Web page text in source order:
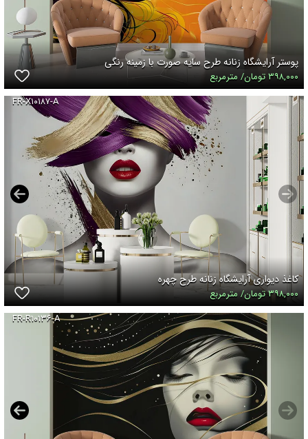
پوستر آرایشگاه زنانه طرح سایه صورت با زمینه رنگی
۳۹۸,۰۰۰ تومان/ مترمربع
FR-X۱۰۱۸۷-A
کاغذ دیواری آرایشگاه زنانه طرح چهره
۳۹۸,۰۰۰ تومان/ مترمربع
FR-R۱۰۱۳۶-A